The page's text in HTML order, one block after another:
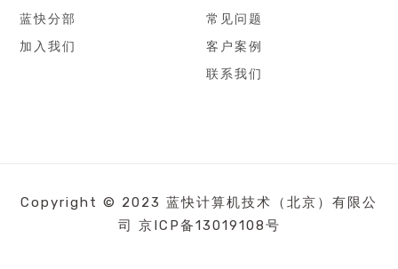
蓝快分部
加入我们
常见问题
客户案例
联系我们
Copyright © 2023 蓝快计算机技术（北京）有限公
司 京ICP备13019108号